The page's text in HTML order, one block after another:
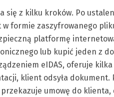
się z kilku kroków. Po
formie zaszyfrowanego
platformę
lub kupić jeden z
eIDAS, oferuje
klient odsyła
umowę do